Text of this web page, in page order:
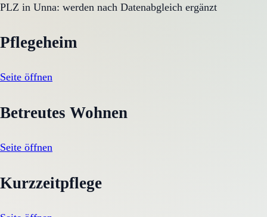
PLZ in Unna: werden nach Datenabgleich ergänzt
Pflegeheim
Seite öffnen
Betreutes Wohnen
Seite öffnen
Kurzzeitpflege